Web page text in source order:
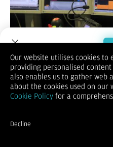
Pasar London memulai
karena kenaikan saham real
lebih luas berkontribusi pada
empat sesi baru-baru ini,
kenaikan 0,6% pada pukul 07.30
Peningkatan sentimen
Welcome
Trade with a
Our website utilises cookies to
providing personalised
also enables us to gather web
about the cookies used on our
Cookie Policy for a
Decline